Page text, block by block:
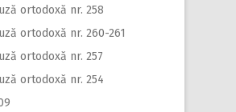
ortodoxă nr. 258
ortodoxă nr. 260-261
ortodoxă nr. 257
ortodoxă nr. 254